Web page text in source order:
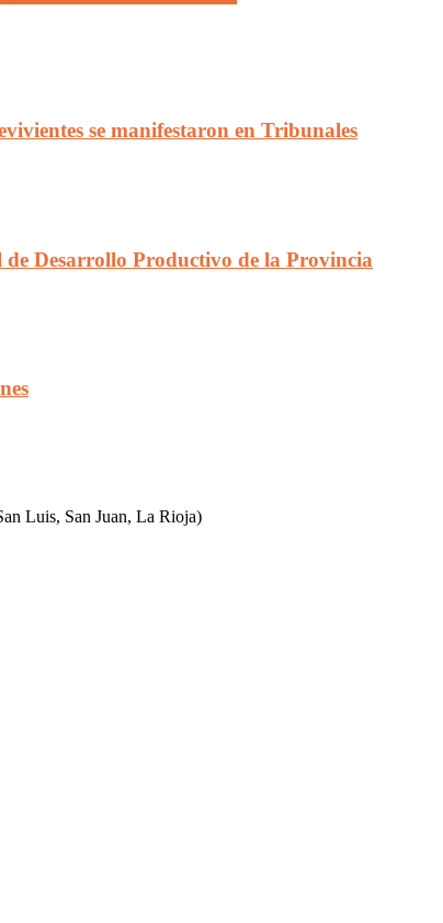
se manifestaron en Tribunales
Desarrollo Productivo de la Provincia
Luis, San Juan, La Rioja)